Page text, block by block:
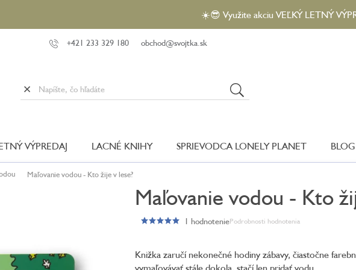
☀️😎 Využite akciu VEĽKÝ LETNÝ
+421 233 329 180 obchod@svojtka.sk
VÝPREDAJ LACNÉ KNIHY SPRIEVODCA LONELY PLANET BLOG
Maľovanie vodou - Kto žije v lese?
Maľovanie vodou - Kto
Podrobnosti hodnotenia
Priemerné
je
5,0
1 hodnotenie
Knižka zaručí nekonečné hodiny zábavy, čiastočne
vymaľovávať stále dokola, stačí len pridať vodu.